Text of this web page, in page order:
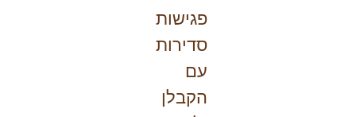
פגישות
סדירות
עם
הקבלן